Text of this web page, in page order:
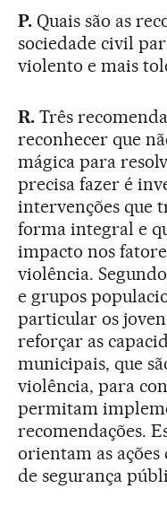
P.Quais são as
sociedade civil
violento e mais
R.Três
reconhecer que
mágica para
precisa fazer é
intervenções que
forma integral e
impacto nos
violência.
e grupos
particular os
reforçar as
municipais, que
violência, para
permitam
recomendações.
orientam as
de segurança